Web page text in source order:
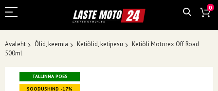
0
Avaleht Õlid, keemia Ketiõlid, ketipesu
Ketiõli Motorex Off Road
500ml
Skip
the
TALLINNA POES
SOODUSHIND -17%